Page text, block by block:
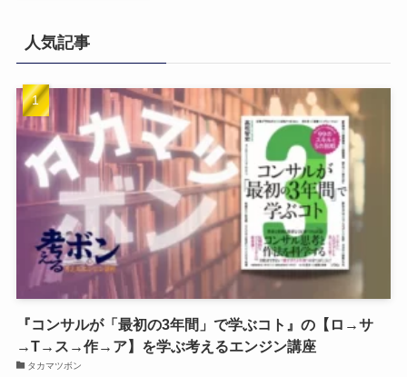
人気記事
『コンサルが「最初の3年間」で学ぶコト』の【ロ→サ
→T→ス→作→ア】を学ぶ考えるエンジン講座
タカマツボン